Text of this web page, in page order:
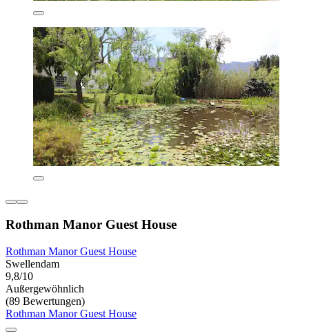
Rothman Manor Guest House
Rothman Manor Guest House
Swellendam
9,8/10
Außergewöhnlich
(89 Bewertungen)
Rothman Manor Guest House